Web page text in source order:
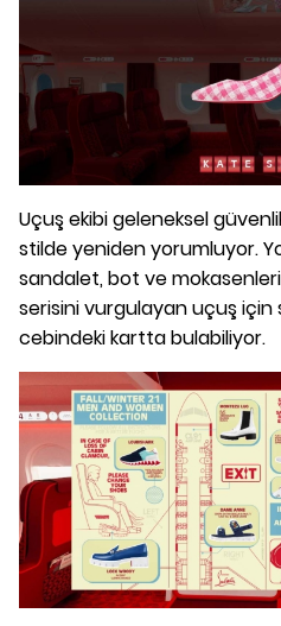
Uçuş ekibi geleneksel
stilde yeniden yorumluyor.
sandalet, bot ve
serisini vurgulayan uçuş için
cebindeki kartta bulabiliyor.